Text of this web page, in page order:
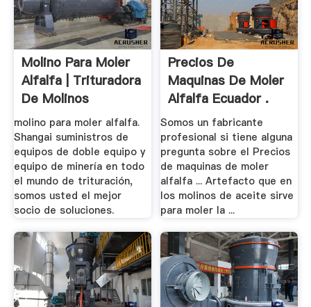
Molino Para Moler
Alfalfa | Trituradora
De Molinos
molino para moler alfalfa.
Shangai suministros de
equipos de doble equipo y
equipo de minería en todo
el mundo de trituración,
somos usted el mejor
socio de soluciones.
Precios De
Maquinas De Moler
Alfalfa Ecuador .
Somos un fabricante
profesional si tiene alguna
pregunta sobre el Precios
de maquinas de moler
alfalfa ... Artefacto que en
los molinos de aceite sirve
para moler la ...